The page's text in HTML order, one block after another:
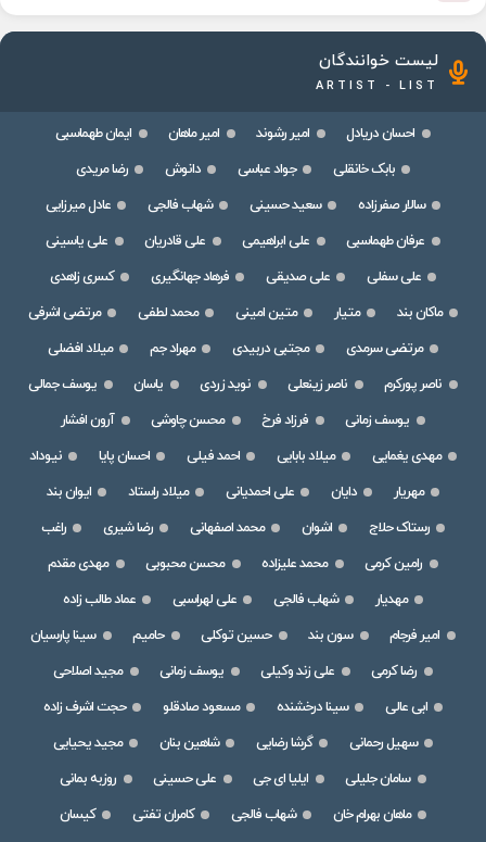
لیست خوانندگان
ARTIST - LIST
احسان دریادل امیر رشوند امیر ماهان
ایمان طهماسبی
بابک خانقلی
جواد عباسی دانوش
رضا مریدی
سالار صفرزاده
سعید حسینی شهاب فالجی
عادل میرزایی
عرفان طهماسبی
علی ابراهیمی علی قادریان
علی یاسینی
علی سفلی
علی صدیقی فرهاد جهانگیری
کسری زاهدی
ماکان بند
متیار متین امینی محمد لطفی
مرتضی اشرفی
مرتضی سرمدی
مجتبی دربیدی مهراد جم
میلاد افضلی
ناصر پورکرم
ناصر زینعلی نوید زردی یاسان
یوسف جمالی
یوسف زمانی
فرزاد فرخ محسن چاوشی
آرون افشار
مهدی یغمایی
میلاد بابایی احمد فیلی احسان پایا
نیوداد
مهریار
دایان علی احمدیانی میلاد راستاد
ایوان بند
رستاک حلاج
اشوان محمد اصفهانی رضا شیری
راغب
رامین کرمی
محمد علیزاده محسن محبوبی
مهدی مقدم
مهدیار
شهاب فالجی علی لهراسبی
عماد طالب زاده
امیر فرجام
سون بند حسین توکلی حامیم
سینا پارسیان
رضا کرمی
علی زند وکیلی یوسف زمانی
مجید اصلاحی
ابی عالی
سینا درخشنده مسعود صادقلو
حجت اشرف زاده
سهیل رحمانی
گرشا رضایی شاهین بنان
مجید یحیایی
سامان جلیلی
ایلیا ای جی علی حسینی
روزبه بمانی
ماهان بهرام خان
شهاب فالجی کامران تفتی
کیسان